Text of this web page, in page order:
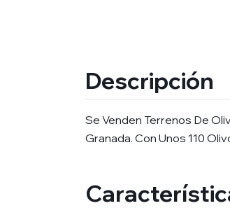
Descripción
Se Venden Terrenos De
Granada. Con Unos 110